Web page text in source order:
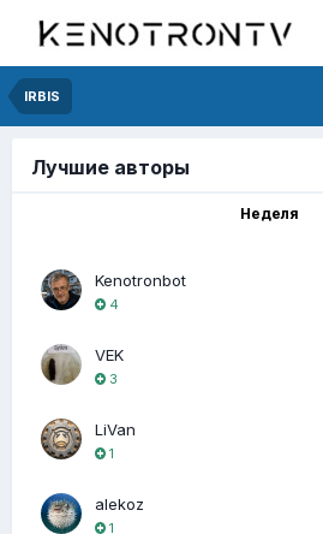
IRBIS
Лучшие авторы
Неделя
Kenotronbot
4
VEK
3
LiVan
1
alekoz
1